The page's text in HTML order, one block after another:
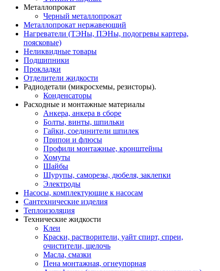
Металлопрокат
Черный металлопрокат
Металлопрокат нержавеющий
Нагреватели (ТЭНы, ПЭНы, подогревы картера,
поясковые)
Неликвидные товары
Подшипники
Прокладки
Отделители жидкости
Радиодетали (микросхемы, резисторы).
Конденсаторы
Расходные и монтажные материалы
Анкера, анкера в сборе
Болты, винты, шпильки
Гайки, соединители шпилек
Припои и флюсы
Профили монтажные, кронштейны
Хомуты
Шайбы
Шурупы, саморезы, дюбеля, заклепки
Электроды
Насосы, комплектующие к насосам
Сантехнические изделия
Теплоизоляция
Технические жидкости
Клеи
Краски, растворители, уайт спирт, спреи,
очистители, щелочь
Масла, смазки
Пена монтажная, огнеупорная